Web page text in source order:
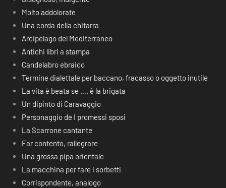
Molto addolorate
Una corda della chitarra
Arcipelago del Mediterraneo
Antichi libri a stampa
Candelabro ebraico
Termine dialettale per baccano, fracasso o oggetto inutile
La vita è beata se …. è la brigata
Un dipinto di Caravaggio
Personaggio de I promessi sposi
La Scarrone cantante
Far contento, rallegrare
Una grossa pipa orientale
La macchina per fare i sorbetti
Corrispondente, analogo